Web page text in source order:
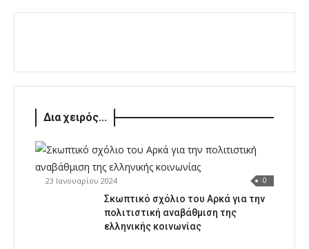
Δια χειρός...
23 Ιανουαρίου 2024 0
Σκωπτικό σχόλιο του Αρκά για την
πολιτιστική αναβάθμιση της
ελληνικής κοινωνίας